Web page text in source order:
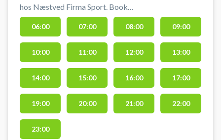
hos Næstved Firma Sport. Book
padel og spil padel i Næstved på
en doublebane med højt til
"loftet". Der er gratis parkering
ved booking af padeltennis hos
lågen til padelbanerne med den
kode, du får, når du har betalt.
Lånebats og bolde er inkl. i lejen af
din padelbane. De er i et skab på
padelbanen.
06:00 07:00 08:00 09:00
10:00 11:00 12:00 13:00
14:00 15:00 16:00 17:00
19:00 20:00 21:00 22:00
23:00